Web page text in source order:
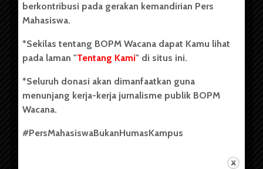
Badan Otonom Pers Mahasiswa (BOPM) Wacana merupakan
pers mahasiswa yang berdiri di luar kampus dan dikelola
(USU). Sebelumnya BOPM Wacana merupakan salah satu
Unit Kegiatan Mahasiswa (UKM) di Universitas Sumatera
berdiri pada 1 Juli 1995.
Tentang Kami
berkontribusi pada gerakan kemandirian Pers
Mahasiswa.
*Sekilas tentang BOPM Wacana dapat Kamu lihat
pada laman "Tentang Kami" di situs ini.
*Seluruh donasi akan dimanfaatkan guna
menunjang kerja-kerja jurnalisme publik BOPM
Wacana.
#PersMahasiswaBukanHumasKampus